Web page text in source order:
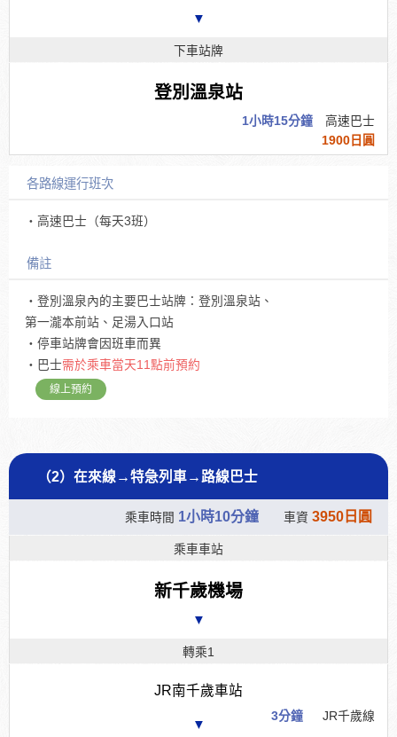
▼
下車站牌
登別溫泉站
1小時15分鐘
高速巴士
1900日圓
各路線運行班次
・高速巴士（每天3班）
備註
・登別溫泉內的主要巴士站牌：登別溫泉站、
第一瀧本前站、足湯入口站
・停車站牌會因班車而異
・巴士需於乘車當天11點前預約
線上預約
（2）在來線→特急列車→路線巴士
乘車時間 1小時10分鐘 車資 3950日圓
乘車車站
新千歲機場
▼
轉乘1
JR南千歲車站
3分鐘 JR千歲線
▼